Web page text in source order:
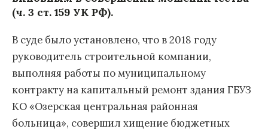
(ч. 3 ст. 159 УК РФ).
В суде было установлено, что в 2018 году
руководитель строительной компании,
выполняя работы по муниципальному
контракту на капитальный ремонт здания ГБУЗ
КО «Озерская центральная районная
больница», совершил хищение бюджетных